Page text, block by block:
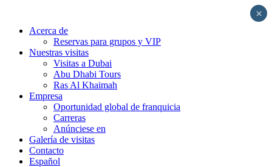
contentAcerca de
Reservas para grupos y VIP
Nuestras visitas
Visitas a Dubai
Abu Dhabi Tours
Ras Al Khaimah
Empresa
Oportunidad global de franquicia
Carreras
Anúnciese en
Galería de visitas
Contacto
Español
×